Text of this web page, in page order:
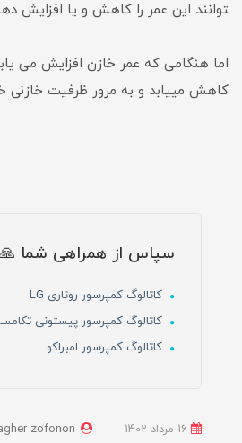
توانند این عمر را کاهش و یا افزایش
اما هنگامی که عمر خازن افزایش می
کاهش می­یابد و به مرور ظرفیت خازنی
سپاس از همراهی شما 🙏
کاتالوگ کمپرسور روتاری LG
کاتالوگ کمپرسور پیستونی
کاتالوگ کمپرسور امبراکو
zofonon